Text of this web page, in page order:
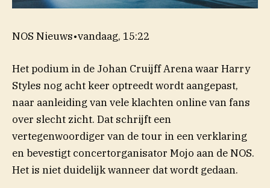
NOS Nieuws•vandaag, 15:22
Het podium in de Johan Cruijff Arena waar Harry
Styles nog acht keer optreedt wordt aangepast,
naar aanleiding van vele klachten online van fans
over slecht zicht. Dat schrijft een
vertegenwoordiger van de tour in een verklaring
en bevestigt concertorganisator Mojo aan de NOS.
Het is niet duidelijk wanneer dat wordt gedaan.